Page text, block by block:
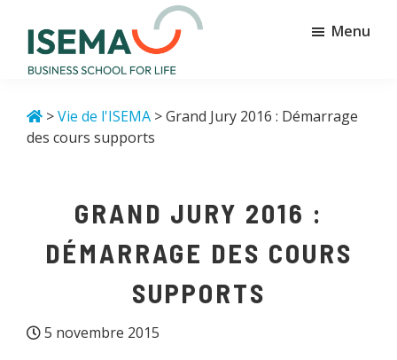
contenu
principal
pied
school
for
life
Menu
>Vie de l'ISEMA > Grand Jury 2016 : Démarrage
des cours supports
GRAND JURY 2016 :
DÉMARRAGE DES COURS
SUPPORTS
5 novembre 2015